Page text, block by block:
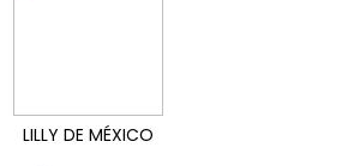
LILLY DE MÉXICO